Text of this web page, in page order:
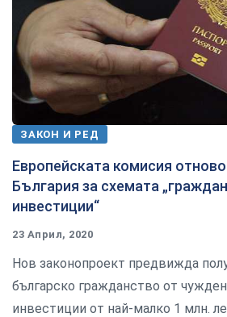
ЗАКОН И РЕД
Европейската комисия
България за схемата
инвестиции“
23 Април, 2020
Нов законопроект предвижда
българско гражданство от
инвестиции от най-малко 1 млн.